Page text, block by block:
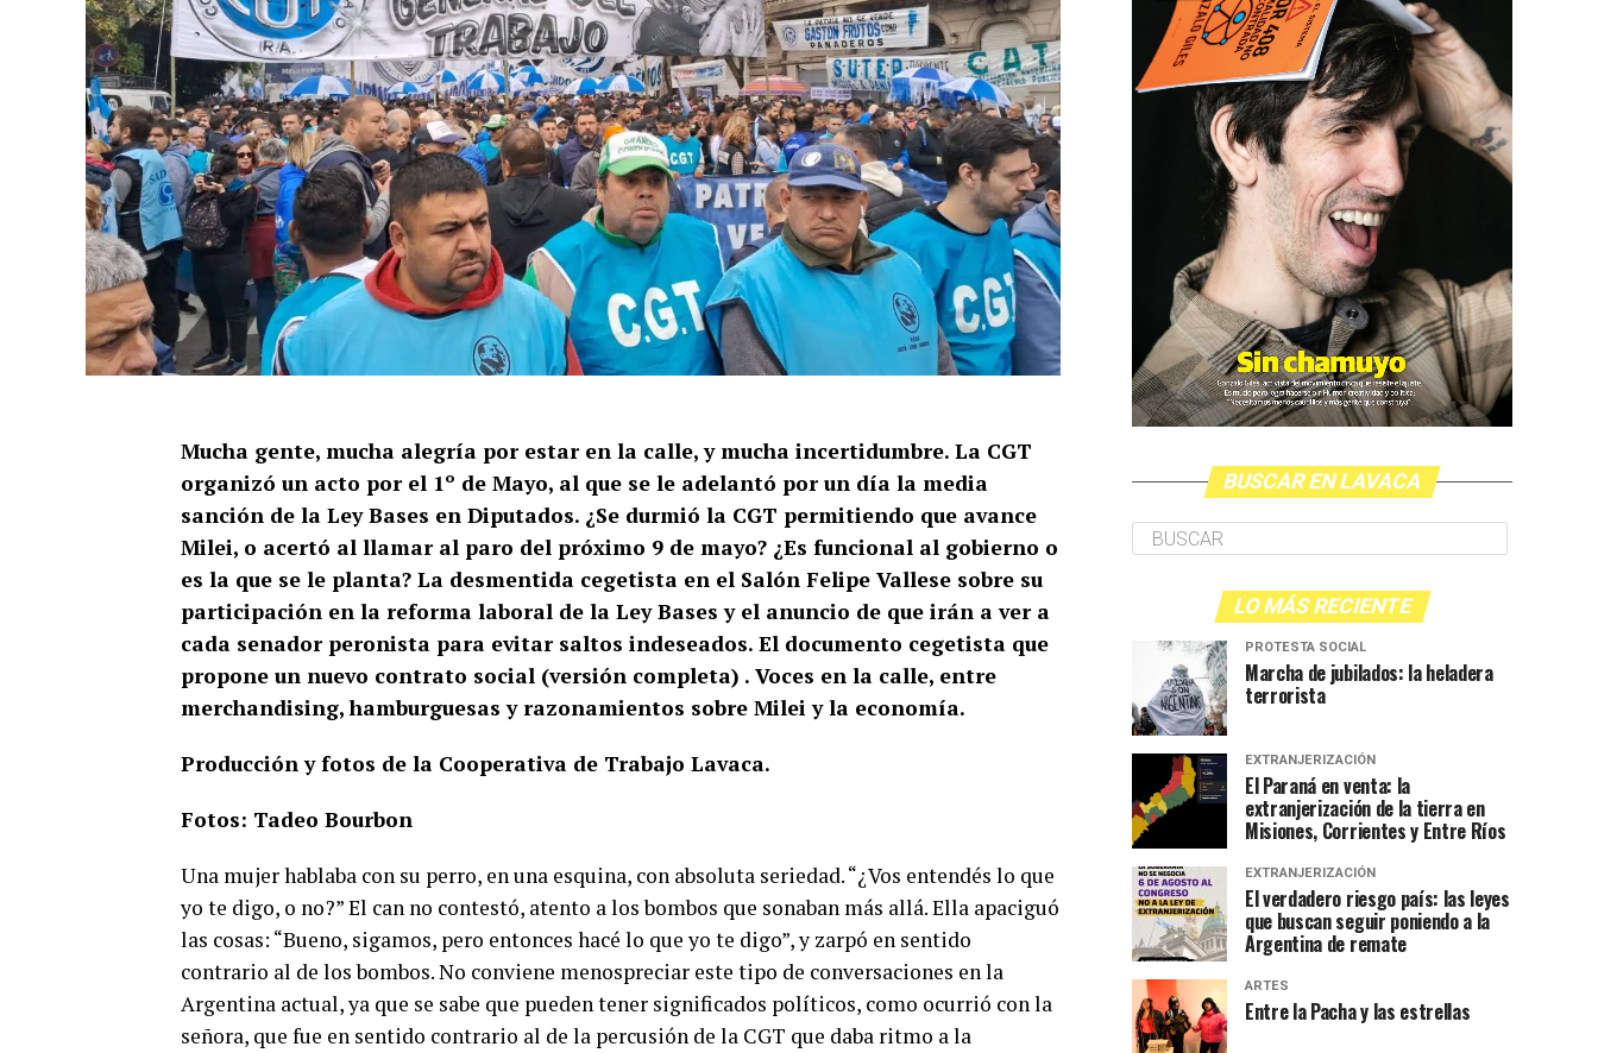
Mucha gente, mucha alegría por estar en la calle, y mucha incertidumbre. La CGT
organizó un acto por el 1º de Mayo, al que se le adelantó por un día la media
sanción de la Ley Bases en Diputados. ¿Se durmió la CGT permitiendo que avance
Milei, o acertó al llamar al paro del próximo 9 de mayo? ¿Es funcional al gobierno o
es la que se le planta? La desmentida cegetista en el Salón Felipe Vallese sobre su
participación en la reforma laboral de la Ley Bases y el anuncio de que irán a ver a
cada senador peronista para evitar saltos indeseados. El documento cegetista que
propone un nuevo contrato social (versión completa) . Voces en la calle, entre
merchandising, hamburguesas y razonamientos sobre Milei y la economía.
Producción y fotos de la Cooperativa de Trabajo Lavaca.
Fotos: Tadeo Bourbon
Una mujer hablaba con su perro, en una esquina, con absoluta seriedad. “¿Vos entendés lo que
yo te digo, o no?” El can no contestó, atento a los bombos que sonaban más allá. Ella apaciguó
las cosas: “Bueno, sigamos, pero entonces hacé lo que yo te digo”, y zarpó en sentido
contrario al de los bombos. No conviene menospreciar este tipo de conversaciones en la
Argentina actual, ya que se sabe que pueden tener significados políticos, como ocurrió con la
señora, que fue en sentido contrario al de la percusión de la CGT que daba ritmo a la
BUSCAR EN LAVACA
LO MÁS RECIENTE
PROTESTA SOCIAL
Marcha de jubilados: la heladera
terrorista
EXTRANJERIZACIÓN
El Paraná en venta: la
extranjerización de la tierra en
Misiones, Corrientes y Entre Ríos
EXTRANJERIZACIÓN
El verdadero riesgo país: las leyes
que buscan seguir poniendo a la
Argentina de remate
ARTES
Entre la Pacha y las estrellas